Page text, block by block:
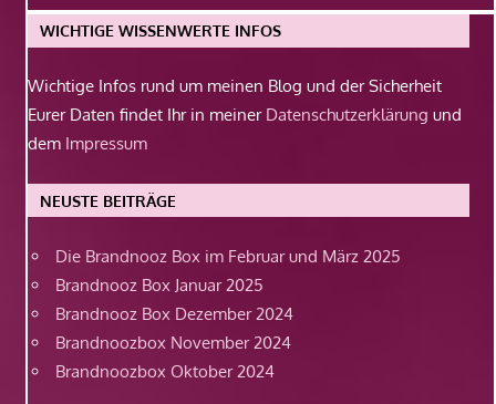
WICHTIGE WISSENWERTE INFOS
Wichtige Infos rund um meinen Blog und der Sicherheit
Eurer Daten findet Ihr in meiner Datenschutzerklärung und
dem Impressum
NEUSTE BEITRÄGE
Die Brandnooz Box im Februar und März 2025
Brandnooz Box Januar 2025
Brandnooz Box Dezember 2024
Brandnoozbox November 2024
Brandnoozbox Oktober 2024